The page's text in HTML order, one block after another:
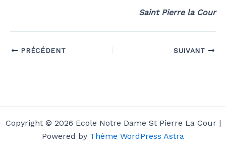
Saint Pierre la Cour
PRÉCÉDENT SUIVANT
Copyright © 2026 Ecole Notre Dame St Pierre La Cour |
Powered by Thème WordPress Astra